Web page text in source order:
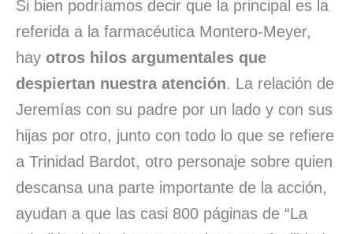
Si bien podríamos decir que la principal es la
referida a la farmacéutica Montero-Meyer,
hay otros hilos argumentales que
despiertan nuestra atención. La relación de
Jeremías con su padre por un lado y con sus
hijas por otro, junto con todo lo que se refiere
a Trinidad Bardot, otro personaje sobre quien
descansa una parte importante de la acción,
ayudan a que las casi 800 páginas de “La